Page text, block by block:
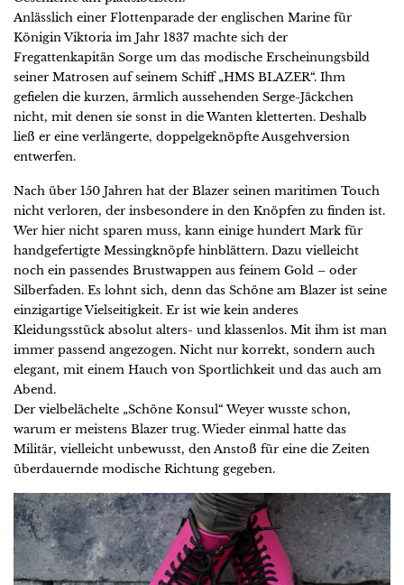
Anlässlich einer Flottenparade der englischen Marine für
Königin Viktoria im Jahr 1837 machte sich der
Fregattenkapitän Sorge um das modische Erscheinungsbild
seiner Matrosen auf seinem Schiff „HMS BLAZER“. Ihm
gefielen die kurzen, ärmlich aussehenden Serge-Jäckchen
nicht, mit denen sie sonst in die Wanten kletterten. Deshalb
ließ er eine verlängerte, doppelgeknöpfte Ausgehversion
entwerfen.
Nach über 150 Jahren hat der Blazer seinen maritimen Touch
nicht verloren, der insbesondere in den Knöpfen zu finden ist.
Wer hier nicht sparen muss, kann einige hundert Mark für
handgefertigte Messingknöpfe hinblättern. Dazu vielleicht
noch ein passendes Brustwappen aus feinem Gold – oder
Silberfaden. Es lohnt sich, denn das Schöne am Blazer ist seine
einzigartige Vielseitigkeit. Er ist wie kein anderes
Kleidungsstück absolut alters- und klassenlos. Mit ihm ist man
immer passend angezogen. Nicht nur korrekt, sondern auch
elegant, mit einem Hauch von Sportlichkeit und das auch am
Abend.
Der vielbelächelte „Schöne Konsul“ Weyer wusste schon,
warum er meistens Blazer trug. Wieder einmal hatte das
Militär, vielleicht unbewusst, den Anstoß für eine die Zeiten
überdauernde modische Richtung gegeben.